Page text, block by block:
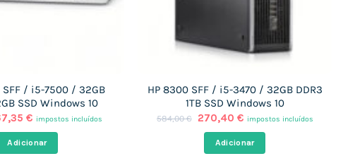
SFF / i5-7500 / 32GB
SSD Windows 10
€O
preço
atual
é:
impostos incluídos
Adicionar
HP 8300 SFF / i5-3470 / 32GB DDR3
1TB SSD Windows 10
584,00€
O
original
era:
270,40 €O
preço
atual
é:
impostos incluídos
Adicionar